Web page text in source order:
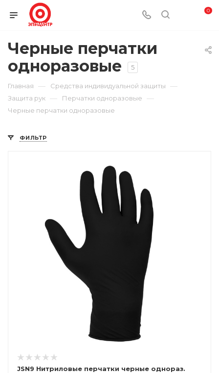
0
Черные перчатки
одноразовые
5
Главная — Средства индивидуальной защиты —
Защита рук — Перчатки одноразовые —
Черные перчатки одноразовые
ФИЛЬТР
JSN9 Нитриловые перчатки черные однораз.